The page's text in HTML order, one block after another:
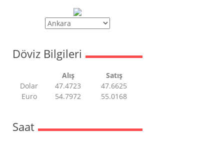
Döviz Bilgileri
Alış
Satış
Dolar
47.4723
47.6625
Euro
54.7972 55.0168
Saat